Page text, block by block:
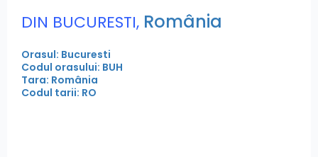
DIN BUCURESTI, România
Orasul: Bucuresti
Codul orasului: BUH
Tara: România
Codul tarii: RO